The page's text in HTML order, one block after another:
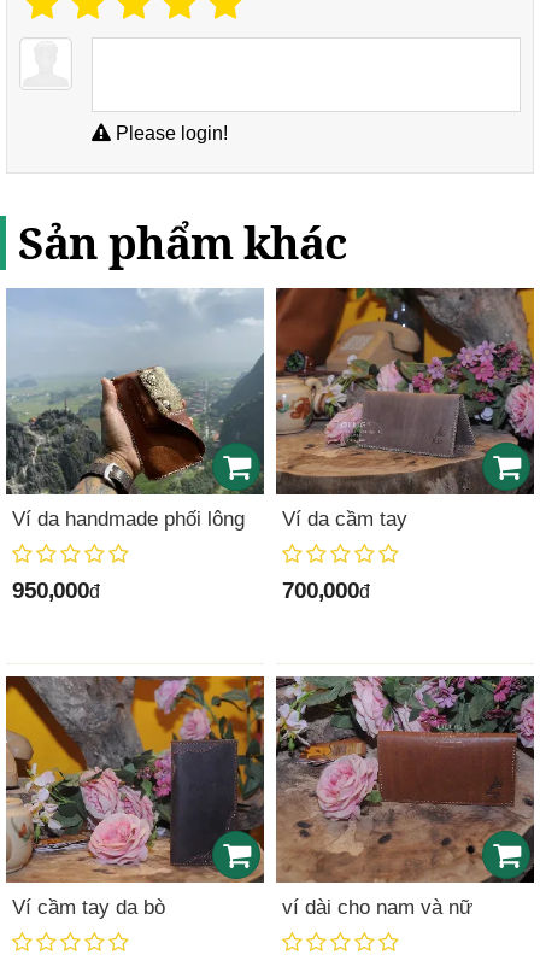
Please login!
Sản phẩm khác
Ví da handmade phối lông
950,000đ
Ví da cầm tay
700,000đ
Ví cầm tay da bò ví dài cho nam và nữ